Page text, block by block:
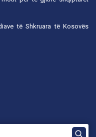
të Shkruara të Kosovës